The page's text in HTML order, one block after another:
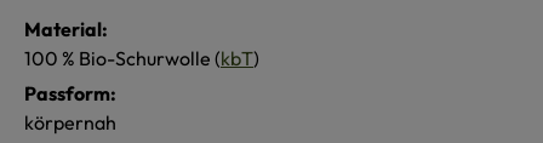
Material:
100 % Bio-Schurwolle (kbT)
Passform:
körpernah